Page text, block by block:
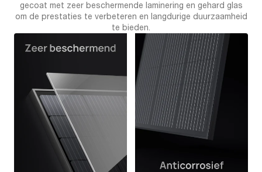
gecoat met zeer beschermende laminering en gehard glas
om de prestaties te verbeteren en langdurige duurzaamheid
te bieden.